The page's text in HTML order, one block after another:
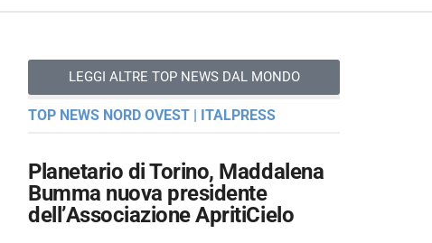
LEGGI ALTRE TOP NEWS DAL MONDO
TOP NEWS NORD OVEST | ITALPRESS
Planetario di Torino, Maddalena
Bumma nuova presidente
dell’Associazione ApritiCielo